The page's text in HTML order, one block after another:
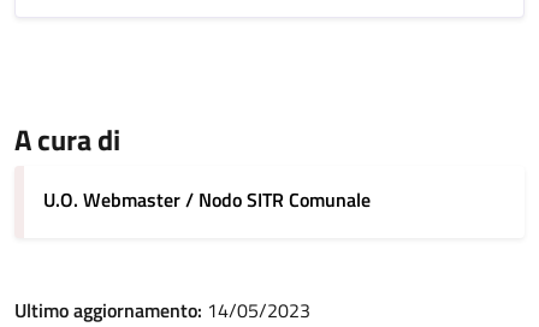
A cura di
U.O. Webmaster / Nodo SITR Comunale
Ultimo aggiornamento: 14/05/2023